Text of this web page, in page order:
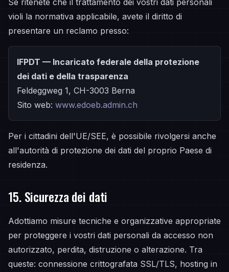
Se ritenete che il trattamento dei vostri dati personali
violi la normativa applicabile, avete il diritto di
presentare un reclamo presso:
IFPDT — Incaricato federale della protezione
dei dati e della trasparenza
Feldeggweg 1, CH-3003 Berna
Sito web: www.edoeb.admin.ch
Per i cittadini dell'UE/SEE, è possibile rivolgersi anche
all'autorità di protezione dei dati del proprio Paese di
residenza.
15. Sicurezza dei dati
Adottiamo misure tecniche e organizzative appropriate
per proteggere i vostri dati personali da accesso non
autorizzato, perdita, distruzione o alterazione. Tra
queste: connessione crittografata SSL/TLS, hosting in